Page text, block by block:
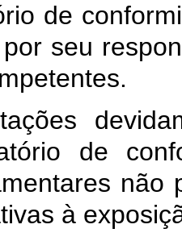
de
seu
de
não
à